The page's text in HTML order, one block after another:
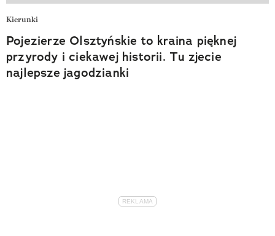
Kierunki
Pojezierze Olsztyńskie to kraina pięknej
przyrody i ciekawej historii. Tu zjecie
najlepsze jagodzianki